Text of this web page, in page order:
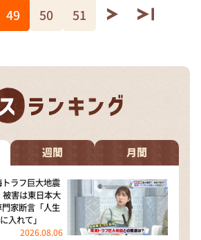
49 50 51
週間 月間
ラフ巨大地震
害は東日本大
家断言「人生
入れて」
2026.08.06